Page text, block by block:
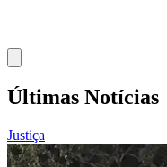
Últimas Notícias
Justiça